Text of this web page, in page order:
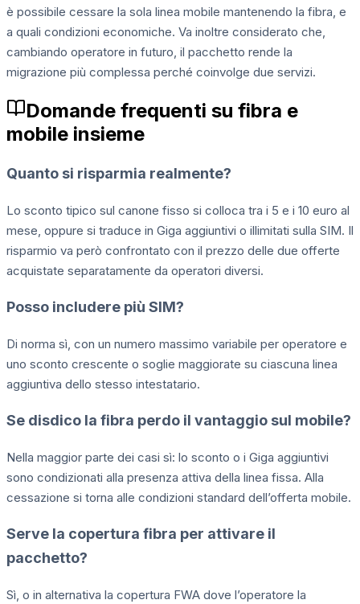
è possibile cessare la sola linea mobile mantenendo la fibra, e
a quali condizioni economiche. Va inoltre considerato che,
cambiando operatore in futuro, il pacchetto rende la
migrazione più complessa perché coinvolge due servizi.
Domande frequenti su fibra e
mobile insieme
Quanto si risparmia realmente?
Lo sconto tipico sul canone fisso si colloca tra i 5 e i 10 euro al
mese, oppure si traduce in Giga aggiuntivi o illimitati sulla SIM. Il
risparmio va però confrontato con il prezzo delle due offerte
acquistate separatamente da operatori diversi.
Posso includere più SIM?
Di norma sì, con un numero massimo variabile per operatore e
uno sconto crescente o soglie maggiorate su ciascuna linea
aggiuntiva dello stesso intestatario.
Se disdico la fibra perdo il vantaggio sul mobile?
Nella maggior parte dei casi sì: lo sconto o i Giga aggiuntivi
sono condizionati alla presenza attiva della linea fissa. Alla
cessazione si torna alle condizioni standard dell’offerta mobile.
Serve la copertura fibra per attivare il
pacchetto?
Sì, o in alternativa la copertura FWA dove l’operatore la